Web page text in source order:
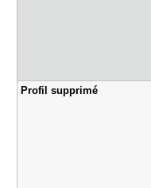
Profil sup​primé